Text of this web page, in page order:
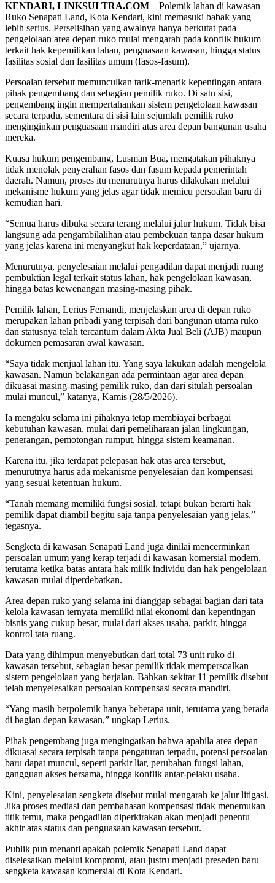
KENDARI, LINKSULTRA.COM – Polemik lahan di kawasan
Ruko Senapati Land, Kota Kendari, kini memasuki babak yang
lebih serius. Perselisihan yang awalnya hanya berkutat pada
pengelolaan area depan ruko mulai mengarah pada konflik hukum
terkait hak kepemilikan lahan, penguasaan kawasan, hingga status
fasilitas sosial dan fasilitas umum (fasos-fasum).
Persoalan tersebut memunculkan tarik-menarik kepentingan antara
pihak pengembang dan sebagian pemilik ruko. Di satu sisi,
pengembang ingin mempertahankan sistem pengelolaan kawasan
secara terpadu, sementara di sisi lain sejumlah pemilik ruko
menginginkan penguasaan mandiri atas area depan bangunan usaha
mereka.
Kuasa hukum pengembang, Lusman Bua, mengatakan pihaknya
tidak menolak penyerahan fasos dan fasum kepada pemerintah
daerah. Namun, proses itu menurutnya harus dilakukan melalui
mekanisme hukum yang jelas agar tidak memicu persoalan baru di
kemudian hari.
“Semua harus dibuka secara terang melalui jalur hukum. Tidak bisa
langsung ada pengambilalihan atau pembekuan tanpa dasar hukum
yang jelas karena ini menyangkut hak keperdataan,” ujarnya.
Menurutnya, penyelesaian melalui pengadilan dapat menjadi ruang
pembuktian legal terkait status lahan, hak pengelolaan kawasan,
hingga batas kewenangan masing-masing pihak.
Pemilik lahan, Lerius Fernandi, menjelaskan area di depan ruko
merupakan lahan pribadi yang terpisah dari bangunan utama ruko
dan statusnya telah tercantum dalam Akta Jual Beli (AJB) maupun
dokumen pemasaran awal kawasan.
“Saya tidak menjual lahan itu. Yang saya lakukan adalah mengelola
kawasan. Namun belakangan ada permintaan agar area depan
dikuasai masing-masing pemilik ruko, dan dari situlah persoalan
mulai muncul,” katanya, Kamis (28/5/2026).
Ia mengaku selama ini pihaknya tetap membiayai berbagai
kebutuhan kawasan, mulai dari pemeliharaan jalan lingkungan,
penerangan, pemotongan rumput, hingga sistem keamanan.
Karena itu, jika terdapat pelepasan hak atas area tersebut,
menurutnya harus ada mekanisme penyelesaian dan kompensasi
yang sesuai ketentuan hukum.
“Tanah memang memiliki fungsi sosial, tetapi bukan berarti hak
pemilik dapat diambil begitu saja tanpa penyelesaian yang jelas,”
tegasnya.
Sengketa di kawasan Senapati Land juga dinilai mencerminkan
persoalan umum yang kerap terjadi di kawasan komersial modern,
terutama ketika batas antara hak milik individu dan hak pengelolaan
kawasan mulai diperdebatkan.
Area depan ruko yang selama ini dianggap sebagai bagian dari tata
kelola kawasan ternyata memiliki nilai ekonomi dan kepentingan
bisnis yang cukup besar, mulai dari akses usaha, parkir, hingga
kontrol tata ruang.
Data yang dihimpun menyebutkan dari total 73 unit ruko di
kawasan tersebut, sebagian besar pemilik tidak mempersoalkan
sistem pengelolaan yang berjalan. Bahkan sekitar 11 pemilik disebut
telah menyelesaikan persoalan kompensasi secara mandiri.
“Yang masih berpolemik hanya beberapa unit, terutama yang berada
di bagian depan kawasan,” ungkap Lerius.
Pihak pengembang juga mengingatkan bahwa apabila area depan
dikuasai secara terpisah tanpa pengaturan terpadu, potensi persoalan
baru dapat muncul, seperti parkir liar, perubahan fungsi lahan,
gangguan akses bersama, hingga konflik antar-pelaku usaha.
Kini, penyelesaian sengketa disebut mulai mengarah ke jalur litigasi.
Jika proses mediasi dan pembahasan kompensasi tidak menemukan
titik temu, maka pengadilan diperkirakan akan menjadi penentu
akhir atas status dan penguasaan kawasan tersebut.
Publik pun menanti apakah polemik Senapati Land dapat
diselesaikan melalui kompromi, atau justru menjadi preseden baru
sengketa kawasan komersial di Kota Kendari.